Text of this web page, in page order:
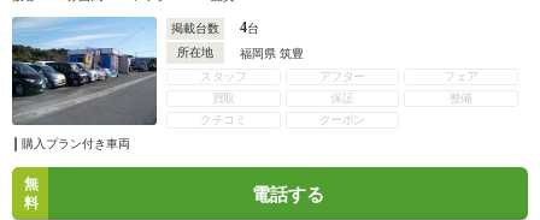
掲載台数 4台
所在地
福岡県 筑豊
スタッフ
アフター
フェア
買取
保証
整備
クチコミ
クーポン
購入プラン付き車両
無
料
電話する